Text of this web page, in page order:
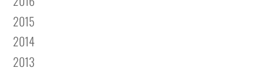
2015
2014
2013